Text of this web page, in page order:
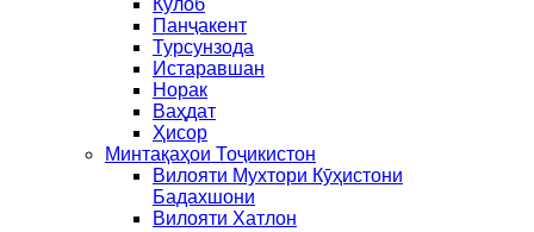
Панҷакент
Турсунзода
Истаравшан
Норак
Ваҳдат
Ҳисор
Минтақаҳои Тоҷикистон
Вилояти Мухтори Кӯҳистони
Бадахшони
Вилояти Хатлон